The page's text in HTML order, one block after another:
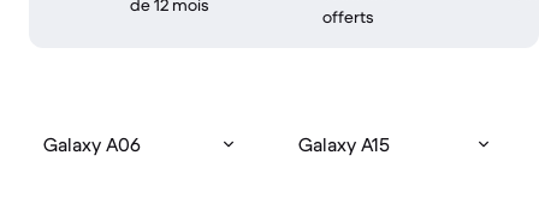
de 12 mois
offerts
Galaxy A06 Galaxy A15